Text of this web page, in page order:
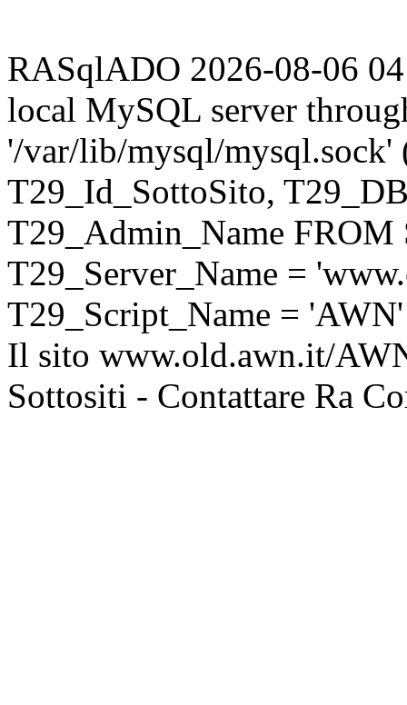
RASqlADO 2026-08-06
local MySQL server
'/var/lib/mysql/mysql.sock'
T29_Id_SottoSito,
T29_Admin_Name
T29_Server_Name =
T29_Script_Name = 'AWN'
Il sito www.old.awn.it/
Sottositi - Contattare Ra